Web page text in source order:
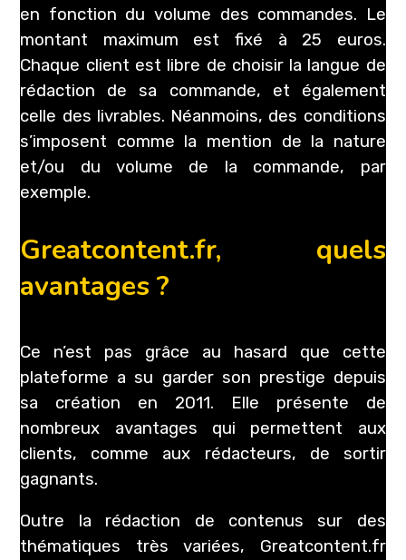
en fonction du volume des commandes. Le
montant maximum est fixé à 25 euros.
Chaque client est libre de choisir la langue de
rédaction de sa commande, et également
celle des livrables. Néanmoins, des conditions
s’imposent comme la mention de la nature
et/ou du volume de la commande, par
exemple.
Greatcontent.fr, quels
avantages ?
Ce n’est pas grâce au hasard que cette
plateforme a su garder son prestige depuis
sa création en 2011. Elle présente de
nombreux avantages qui permettent aux
clients, comme aux rédacteurs, de sortir
gagnants.
Outre la rédaction de contenus sur des
thématiques très variées, Greatcontent.fr